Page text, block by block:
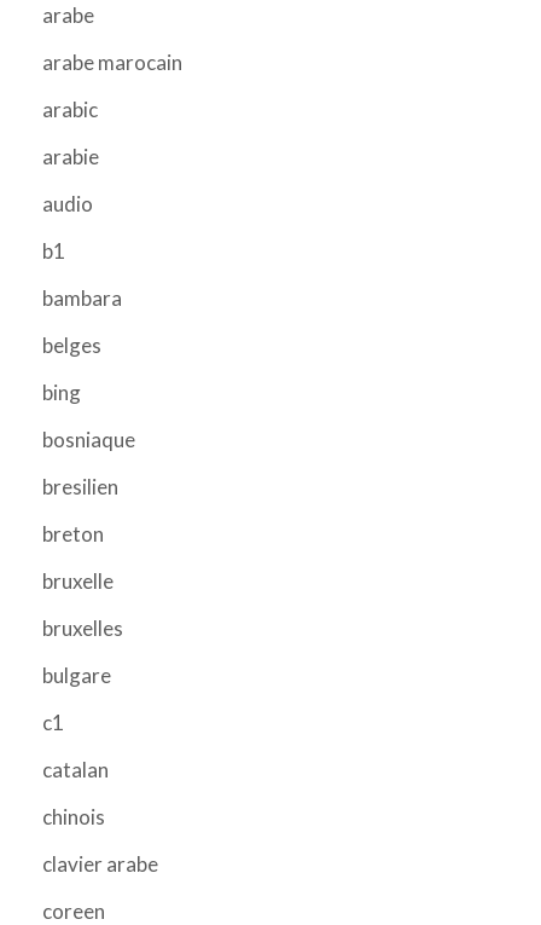
arabe
arabe marocain
arabic
arabie
audio
b1
bambara
belges
bing
bosniaque
bresilien
breton
bruxelle
bruxelles
bulgare
c1
catalan
chinois
clavier arabe
coreen